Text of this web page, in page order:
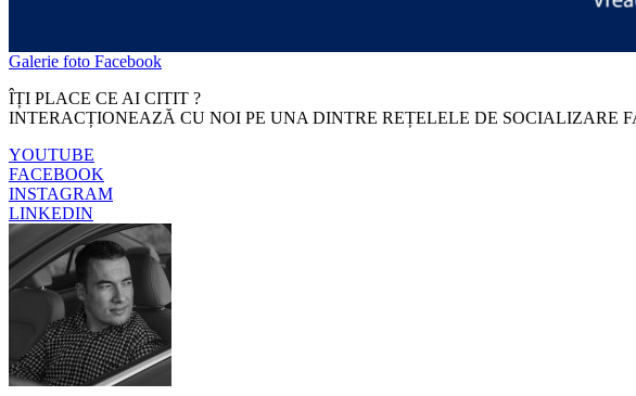
Galerie foto Facebook
ÎȚI PLACE CE AI CITIT ?
INTERACȚIONEAZĂ CU NOI PE UNA DINTRE REȚELELE DE SOCIALIZARE
YOUTUBE
FACEBOOK
INSTAGRAM
LINKEDIN